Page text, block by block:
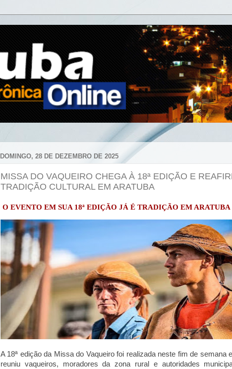
DOMINGO, 28 DE DEZEMBRO DE 2025
MISSA DO VAQUEIRO CHEGA À 18ª EDIÇÃO E
TRADIÇÃO CULTURAL EM ARATUBA
O EVENTO EM SUA 18ª EDIÇÃO JÁ É TRADIÇÃO EM ARATUBA
A 18ª edição da Missa do Vaqueiro foi realizada neste fim de semana
reuniu vaqueiros, moradores da zona rural e autoridades